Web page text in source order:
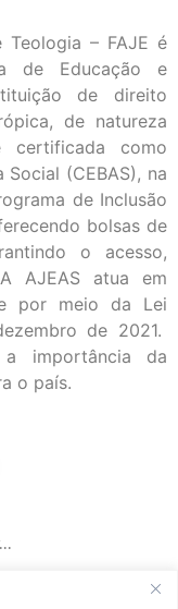
– FAJE é
de Educação e
de direito
de natureza
certificada como
(CEBAS), na
de Inclusão
bolsas de
o acesso,
AJEAS atua em
por meio da Lei
de 2021.
importância da
o país.